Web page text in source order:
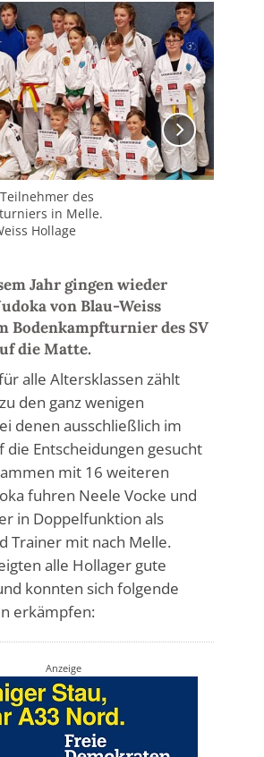
des
in Melle.
Hollage
Jahr gingen wieder
von Blau-Weiss
Bodenkampfturnier des SV
die Matte.
alle Altersklassen zählt
den ganz wenigen
denen ausschließlich im
die Entscheidungen gesucht
mit 16 weiteren
fuhren Neele Vocke und
in Doppelfunktion als
Trainer mit nach Melle.
alle Hollager gute
konnten sich folgende
erkämpfen:
Anzeige